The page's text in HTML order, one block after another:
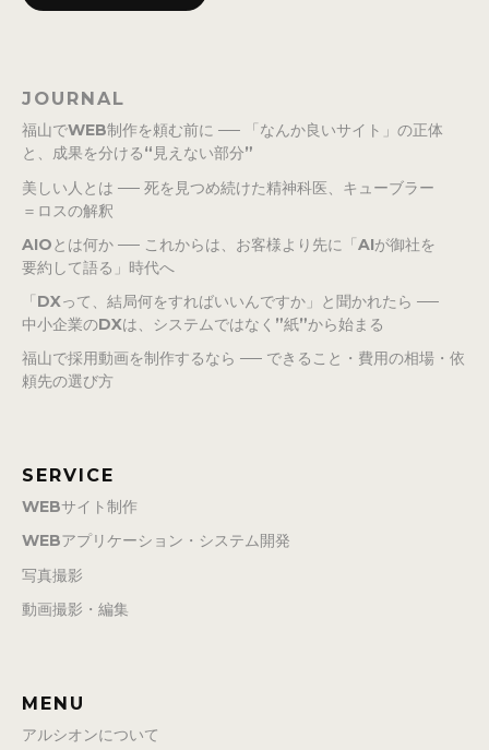
JOURNAL
福山でWEB制作を頼む前に ── 「なんか良いサイト」の正体
と、成果を分ける“見えない部分”
美しい人とは ── 死を見つめ続けた精神科医、キューブラー
＝ロスの解釈
AIOとは何か ── これからは、お客様より先に「AIが御社を
要約して語る」時代へ
「DXって、結局何をすればいいんですか」と聞かれたら ──
中小企業のDXは、システムではなく”紙”から始まる
福山で採用動画を制作するなら ── できること・費用の相場・依
頼先の選び方
SERVICE
WEBサイト制作
WEBアプリケーション・システム開発
写真撮影
動画撮影・編集
MENU
アルシオンについて